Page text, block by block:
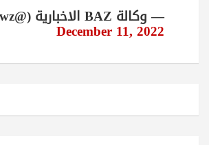
— وكالة BAZ الاخبارية (@baznewz)
December 11, 2022